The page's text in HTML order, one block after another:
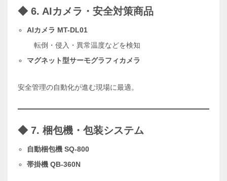
◆ 6. AIカメラ・安全対策商品
AIカメラ MT-DL01
転倒・侵入・異常温度などを検知
マグネット型サーモグラフィカメラ
安全管理の自動化が進む現場に最適。
◆ 7. 梱包機・包装システム
自動梱包機 SQ-800
帯掛機 QB-360N